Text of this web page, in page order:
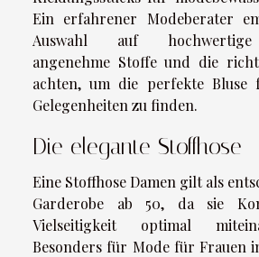
Ein erfahrener Modeberater
Auswahl auf hochwertige
angenehme Stoffe und die
achten, um die perfekte Bluse
Gelegenheiten zu finden.
Die elegante Stoffhose
Eine Stoffhose Damen gilt als
Garderobe ab 50, da sie
Vielseitigkeit optimal
Besonders für Mode für Frauen